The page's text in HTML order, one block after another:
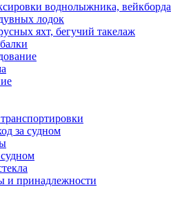
воднолыжника, вейкборда
лодок
яхт, бегучий такелаж
за судном
и принадлежности